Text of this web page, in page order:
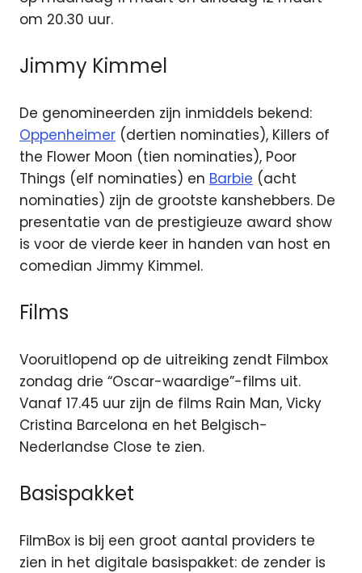
om 20.30 uur.
Jimmy Kimmel
De genomineerden zijn inmiddels bekend:
Oppenheimer (dertien nominaties), Killers of
the Flower Moon (tien nominaties), Poor
Things (elf nominaties) en Barbie (acht
nominaties) zijn de grootste kanshebbers. De
presentatie van de prestigieuze award show
is voor de vierde keer in handen van host en
comedian Jimmy Kimmel.
Films
Vooruitlopend op de uitreiking zendt Filmbox
zondag drie “Oscar-waardige”-films uit.
Vanaf 17.45 uur zijn de films Rain Man, Vicky
Cristina Barcelona en het Belgisch-
Nederlandse Close te zien.
Basispakket
FilmBox is bij een groot aantal providers te
zien in het digitale basispakket: de zender is